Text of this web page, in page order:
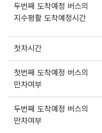
두번째 도착예정 버스의
지수평활 도착예정시간
첫차시간
첫번째 도착예정 버스의
만차여부
두번째 도착예정 버스의
만차여부